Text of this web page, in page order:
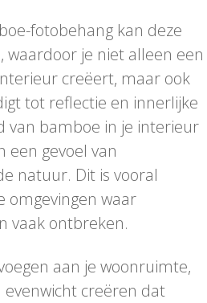
fotobehang kan deze
waardoor je niet alleen een
creëert, maar ook
tot reflectie en innerlijke
van bamboe in je interieur
een gevoel van
natuur. Dit is vooral
omgevingen waar
vaak ontbreken.
aan je woonruimte,
evenwicht creëren dat